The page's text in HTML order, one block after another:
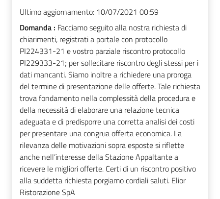
Ultimo aggiornamento: 10/07/2021 00:59
Domanda : Facciamo seguito alla nostra richiesta di
chiarimenti, registrati a portale con protocollo
PI224331-21 e vostro parziale riscontro protocollo
PI229333-21; per sollecitare riscontro degli stessi per i
dati mancanti. Siamo inoltre a richiedere una proroga
del termine di presentazione delle offerte. Tale richiesta
trova fondamento nella complessità della procedura e
della necessità di elaborare una relazione tecnica
adeguata e di predisporre una corretta analisi dei costi
per presentare una congrua offerta economica. La
rilevanza delle motivazioni sopra esposte si riflette
anche nell’interesse della Stazione Appaltante a
ricevere le migliori offerte. Certi di un riscontro positivo
alla suddetta richiesta porgiamo cordiali saluti. Elior
Ristorazione SpA